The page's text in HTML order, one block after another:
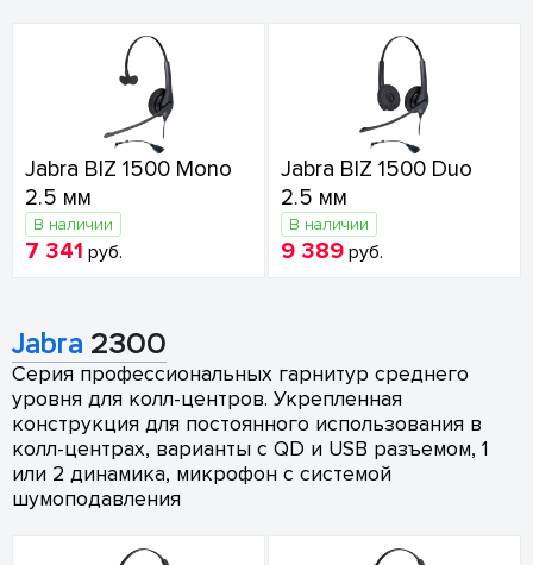
Jabra BIZ 1500 Mono
2.5 мм
В наличии
7 341 руб.
Jabra BIZ 1500 Duo
2.5 мм
В наличии
9 389 руб.
Jabra 2300
Серия профессиональных гарнитур среднего
уровня для колл-центров. Укрепленная
конструкция для постоянного использования в
колл-центрах, варианты с QD и USB разъемом, 1
или 2 динамика, микрофон с системой
шумоподавления